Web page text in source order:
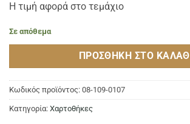
Η τιμή αφορά στο τεμάχιο
Σε απόθεμα
ΠΡΟΣΘΉΚΗ ΣΤΟ ΚΑΛΆΘΙ
Κωδικός προϊόντος: 08-109-0107
Κατηγορία: Χαρτοθήκες